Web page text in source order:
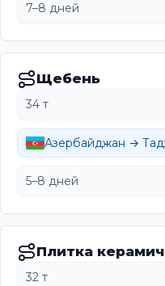
7–8 дней
Щебень
34 т
Азербайджан →
5–8 дней
Плитка
32 т